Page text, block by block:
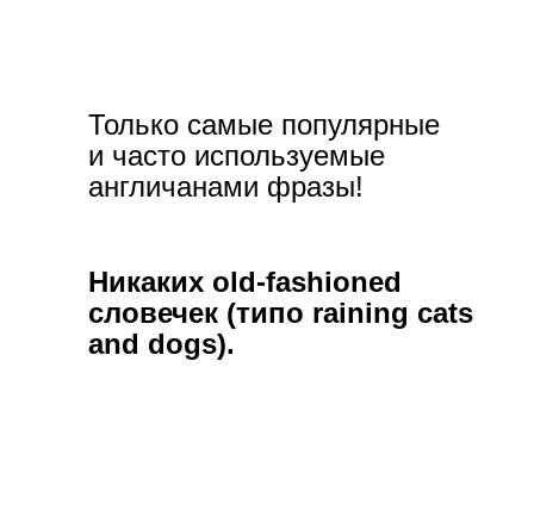
Только самые популярные
и часто используемые
англичанами фразы!
Никаких old-fashioned
словечек (типо raining cats
and dogs).